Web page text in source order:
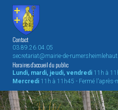
Contact
03.89.26.04.05
secretariat@mairie-de-
Horaires d'accueil du public
Lundi, mardi, jeudi, vendredi 11h à
Mercredi 11h à 11h45 - Fermé l'après-
Previous